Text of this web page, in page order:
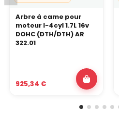
Arbre à came pour
moteur I-4cyl 1.7L 16v
DOHC (DTH/DTH) AR
322.01
925,34 €